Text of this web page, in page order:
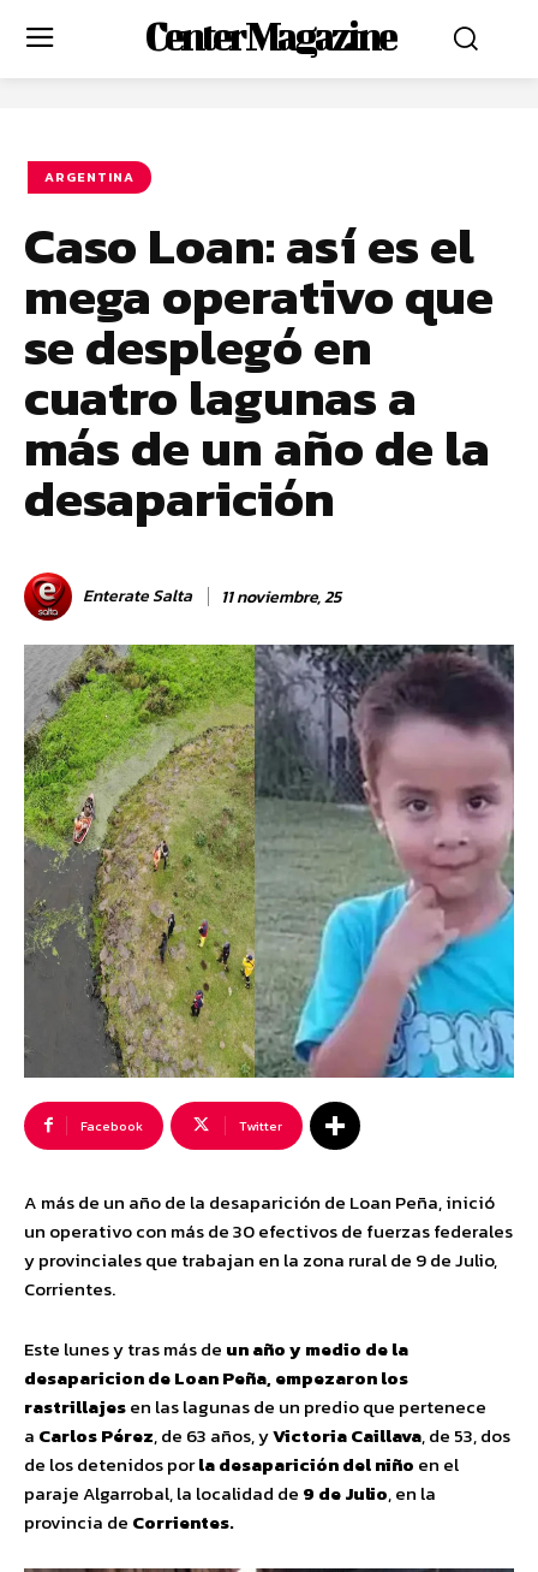
Center Magazine
ARGENTINA
Caso Loan: así es el
mega operativo que
se desplegó en
cuatro lagunas a
más de un año de la
desaparición
Enterate Salta 11 noviembre, 25
Facebook Twitter
A más de un año de la desaparición de Loan Peña, inició
un operativo con más de 30 efectivos de fuerzas federales
y provinciales que trabajan en la zona rural de 9 de Julio,
Corrientes.
Este lunes y tras más de un año y medio de la
desaparicion de Loan Peña, empezaron los
rastrillajesen las lagunas de un predio que pertenece
a Carlos Pérez, de 63 años, yVictoria Caillava, de 53, dos
de los detenidos porla desaparición del niño en el
paraje Algarrobal, la localidad de 9 de Julio, en la
provincia de Corrientes.